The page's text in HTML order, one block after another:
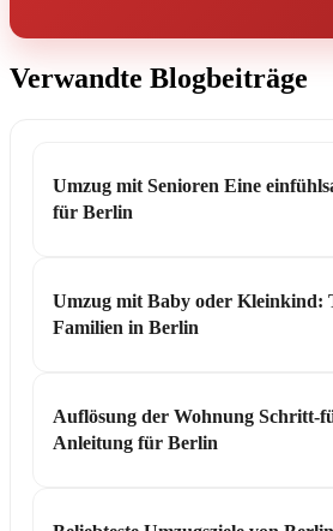
Verwandte Blogbeiträge
Umzug mit Senioren Eine
für Berlin
Umzug mit Baby oder Kleinkind:
Familien in Berlin
Auflösung der Wohnung Schritt-
Anleitung für Berlin